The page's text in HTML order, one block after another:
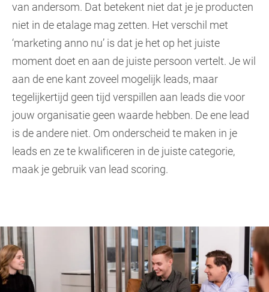
van andersom. Dat betekent niet dat je je producten
niet in de etalage mag zetten. Het verschil met
‘marketing anno nu’ is dat je het op het juiste
moment doet en aan de juiste persoon vertelt. Je wil
aan de ene kant zoveel mogelijk leads, maar
tegelijkertijd geen tijd verspillen aan leads die voor
jouw organisatie geen waarde hebben. De ene lead
is de andere niet. Om onderscheid te maken in je
leads en ze te kwalificeren in de juiste categorie,
maak je gebruik van lead scoring.